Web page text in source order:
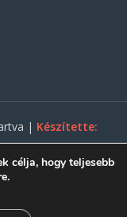
| Készítette:
célja, hogy teljesebb